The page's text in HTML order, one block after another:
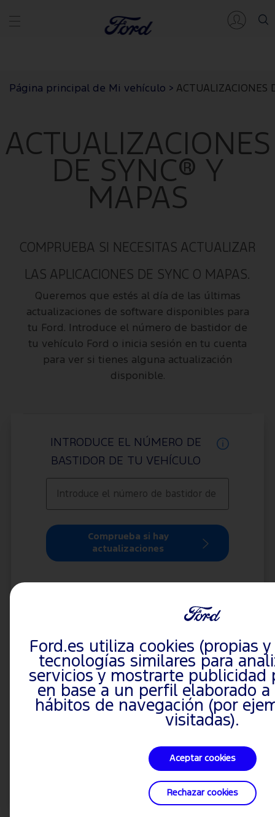
Página principal de Mi vehículo > ACTUALIZACIONES
ACTUALIZACIONES
DE SYNC® Y
MAPAS
COMPRUEBA SI NECESITAS ACTUALIZAR
LAS APLICACIONES DE SYNC O MAPAS.
Queremos que estés al día de las últimas
actualizaciones de software disponibles para
tu Ford. Introduce el número de bastidor de
tu vehículo Ford o inicia sesión en tu cuenta
para ver si tienes alguna actualización
disponible.
INTRODUCE EL NÚMERO DE
BASTIDOR DE TU VEHÍCULO
Comprueba si hay
actualizaciones
Para disfrutar de la mejor experiencia, incluida la opción
de recoger tu vehículo del taller, inicia sesión en tu
cuenta Ford.
Ford.es utiliza cookies (propias
tecnologías similares para
servicios y mostrarte publicidad
en base a un perfil elaborado
hábitos de navegación (por
visitadas).
Aceptar cookies
Rechazar cookies